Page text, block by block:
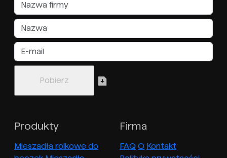
Produkty
Mieszadła rolkowe do
Firma
FAQ O Kontakt